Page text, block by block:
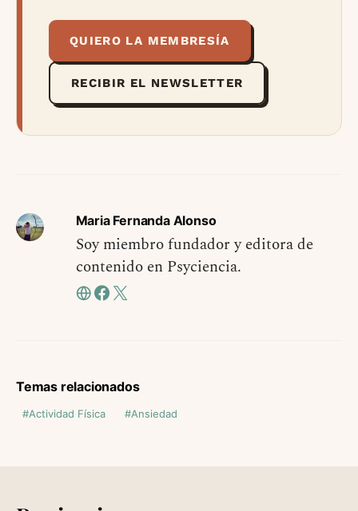
QUIERO LA MEMBRESÍA
RECIBIR EL NEWSLETTER
Maria Fernanda Alonso
Soy miembro fundador y editora de
contenido en Psyciencia.
Temas relacionados
Actividad Física Ansiedad